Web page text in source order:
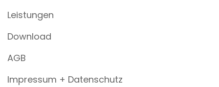
Leistungen
Download
AGB
Impressum + Datenschutz